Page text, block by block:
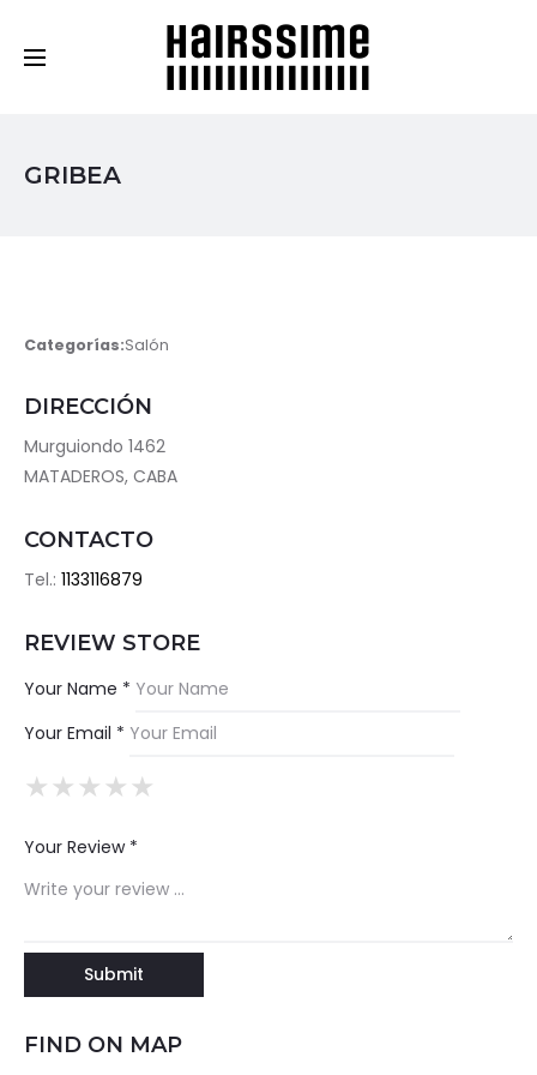
GRIBEA
Categorías:Salón
DIRECCIÓN
Murguiondo 1462
MATADEROS, CABA
CONTACTO
Tel.: 1133116879
REVIEW STORE
Your Name *
Your Email *
★
★★
★★★
★★★★
★★★★★
Your Review *
FIND ON MAP